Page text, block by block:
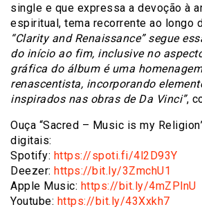
single e que expressa a devoção à
espiritual, tema recorrente ao longo
“Clarity and Renaissance” segue
do início ao fim, inclusive no
gráfica do álbum é uma
renascentista, incorporando
inspirados nas obras de Da Vinci”,
Ouça “Sacred – Music is my
digitais:
Spotify: https://spoti.fi/4l2D93Y
Deezer: https://bit.ly/3ZmchU1
Apple Music: https://bit.ly/4mZPlnU
Youtube: https://bit.ly/43Xxkh7